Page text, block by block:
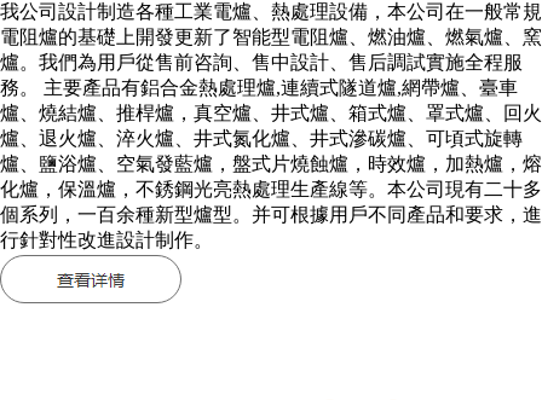
我公司設計制造各種工業電爐、熱處理設備，本公司在一般常規
電阻爐的基礎上開發更新了智能型電阻爐、燃油爐、燃氣爐、窯
爐。我們為用戶從售前咨詢、售中設計、售后調試實施全程服
務。 主要產品有鋁合金熱處理爐,連續式隧道爐,網帶爐、臺車
爐、燒結爐、推桿爐，真空爐、井式爐、箱式爐、罩式爐、回火
爐、退火爐、淬火爐、井式氮化爐、井式滲碳爐、可頃式旋轉
爐、鹽浴爐、空氣發藍爐，盤式片燒蝕爐，時效爐，加熱爐，熔
化爐，保溫爐，不銹鋼光亮熱處理生產線等。本公司現有二十多
個系列，一百余種新型爐型。并可根據用戶不同產品和要求，進
行針對性改進設計制作。